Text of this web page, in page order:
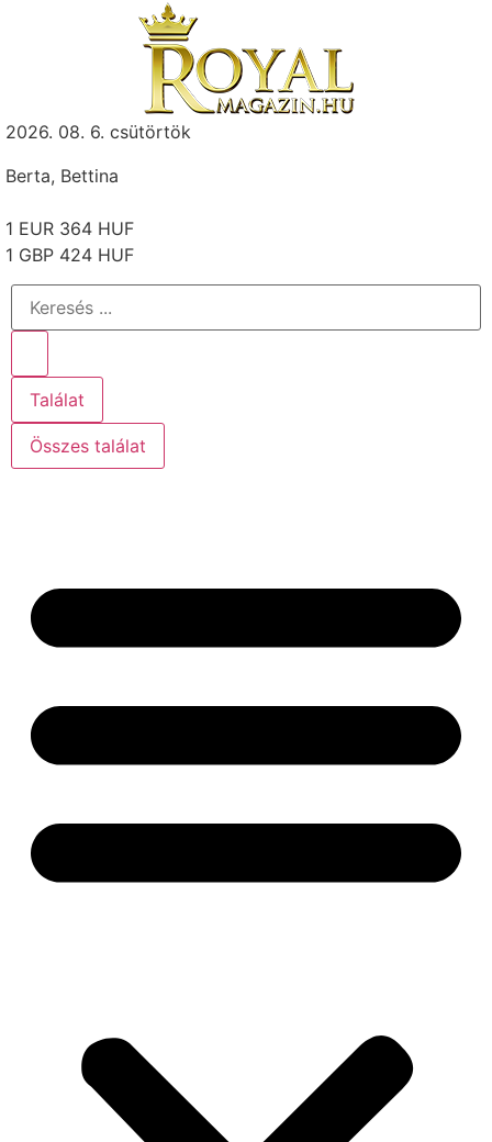
2026. 08. 6. csütörtök
Berta, Bettina
1 EUR 364 HUF
1 GBP 424 HUF
Találat
Összes találat